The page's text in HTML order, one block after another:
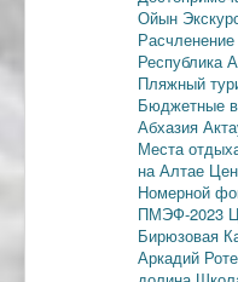
Ойын
Республика
Пляжный
Бюджетные
Абхазия
Места
на Алтае
Номерной
ПМЭФ-2023
Бирюзовая
Аркадий